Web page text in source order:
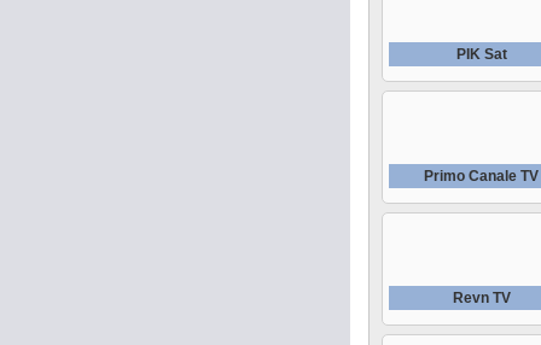
PIK Sat
Primo Canale TV
Revn TV